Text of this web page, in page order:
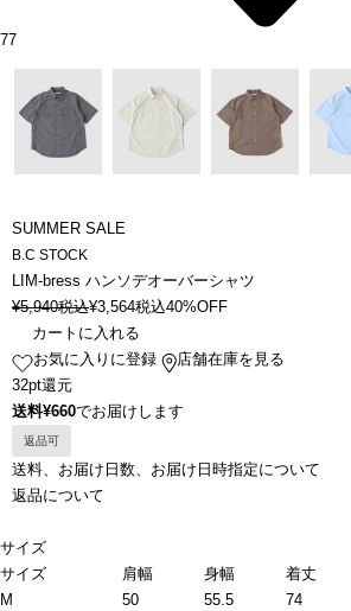
77
SUMMER SALE
B.C STOCK
LIM-bress ハンソデオーバーシャツ
¥5,940税込¥3,564税込40%OFF
カートに入れる
お気に入りに登録
店舗在庫を見る
32pt還元
送料¥660でお届けします
返品可
送料、お届け日数、お届け日時指定について
返品について
サイズ
サイズ
肩幅 身幅 着丈
M
50 55.5 74